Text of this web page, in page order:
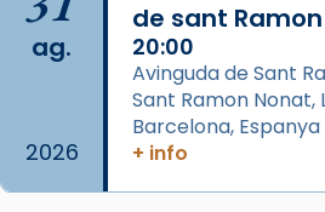
del Sant Pare Lleó XIV a
col·laboradors, a la
L’arquebisbe de
Josep Omella, ha presidit
concelebrat el bisbe
Mons. David Abadías.
ag.
2026
de sant
20:00
Avinguda de Sant
Sant Ramon Nonat,
Barcelona, Espanya
+ info